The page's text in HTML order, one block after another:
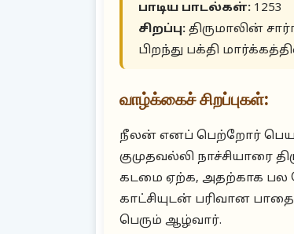
பாடிய பாடல்கள்: 1253
சிறப்பு: திருமாலின்
பிறந்து பக்தி
வாழ்க்கைச் சிறப்புகள்:
நீலன் எனப் பெற்றோர்
குமுதவல்லி நாச்சியாரை
கடமை ஏற்க, அதற்காக
காட்சியுடன் பரிவான
பெரும் ஆழ்வார்.